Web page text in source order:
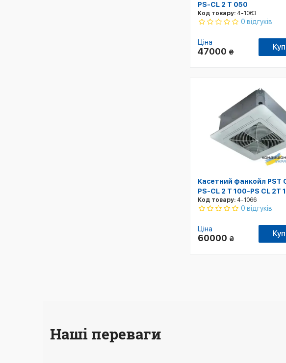
PS-CL 2 T 050
Код товару: 4-1063
0 відгуків
Ціна
47000 ₴
Касетний фанкойл PST
PS-CL 2 T 100-PS CL 2T
Код товару: 4-1066
0 відгуків
Ціна
60000 ₴
Наші переваги